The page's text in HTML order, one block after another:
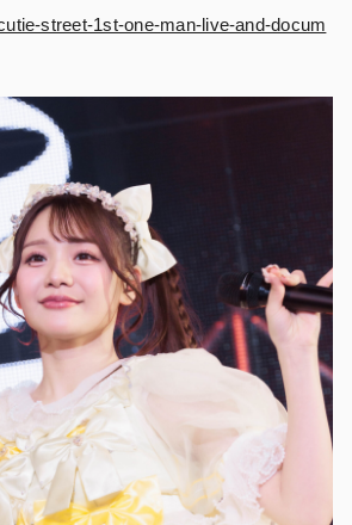
street-1st-one-man-live-and-docum